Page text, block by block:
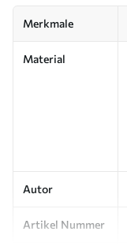
Merkmale
Material
Autor
Artikel Nummer